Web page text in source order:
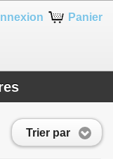
Panier
Trier par